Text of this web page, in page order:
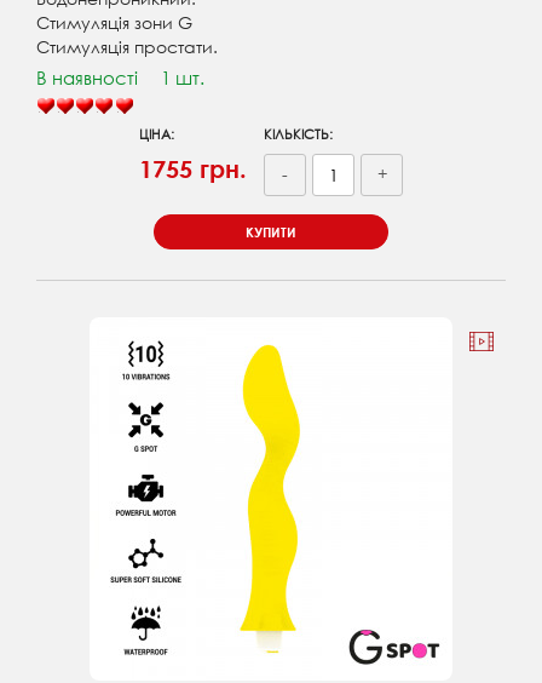
Стимуляція зони G
Стимуляція простати.
В наявності 1 шт.
ЦІНА:
1755 грн.
КІЛЬКІСТЬ:
- +
КУПИТИ